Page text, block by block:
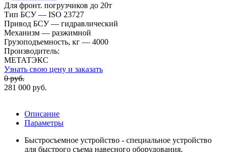
Для фронт. погрузчиков до 20т
Тип БСУ — ISO 23727
Привод БСУ — гидравлический
Механизм — разжимной
Грузоподъемность, кг — 4000
Производитель:
МЕТАТЭКС
Узнать свою цену и заказать
0 руб.
281 000 руб.
Описание
Параметры
Быстросъемное устройство - специальное устройство
для быстрого съема навесного оборудования,